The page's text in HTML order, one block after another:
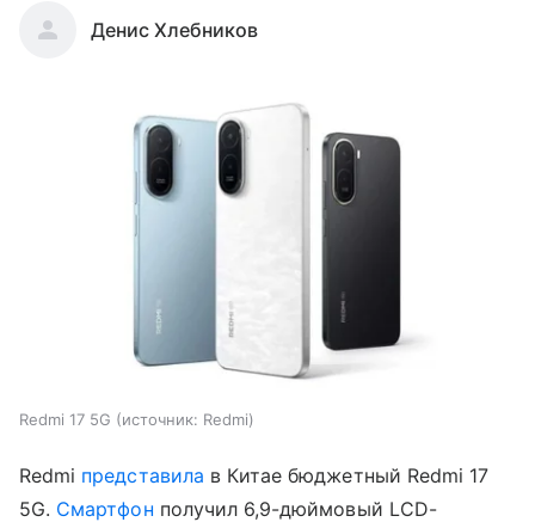
Денис Хлебников
Redmi 17 5G источник: Redmi
Redmi представила в Китае бюджетный Redmi 17
5G. Смартфон получил 6,9-дюймовый LCD-